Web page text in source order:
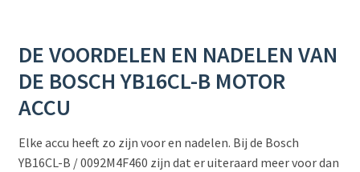
DE VOORDELEN EN NADELEN VAN
DE BOSCH YB16CL-B MOTOR
ACCU
Elke accu heeft zo zijn voor en nadelen. Bij de Bosch
YB16CL-B / 0092M4F460 zijn dat er uiteraard meer voor dan